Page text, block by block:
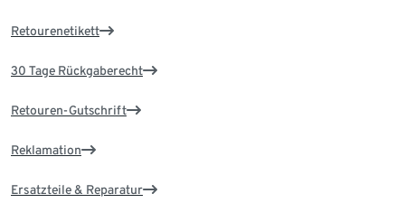
Retourenetikett
30 Tage Rückgaberecht
Retouren-Gutschrift
Reklamation
Ersatzteile & Reparatur